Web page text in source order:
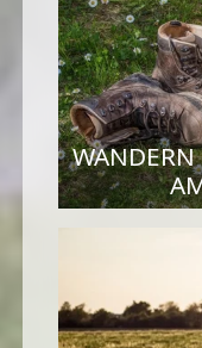
WANDERN